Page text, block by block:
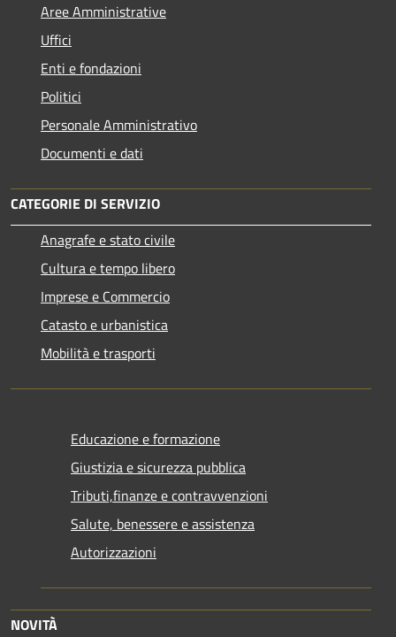
Aree Amministrative
Uffici
Enti e fondazioni
Politici
Personale Amministrativo
Documenti e dati
CATEGORIE DI SERVIZIO
Anagrafe e stato civile
Cultura e tempo libero
Imprese e Commercio
Catasto e urbanistica
Mobilità e trasporti
Educazione e formazione
Giustizia e sicurezza pubblica
Tributi,finanze e contravvenzioni
Salute, benessere e assistenza
Autorizzazioni
NOVITÀ